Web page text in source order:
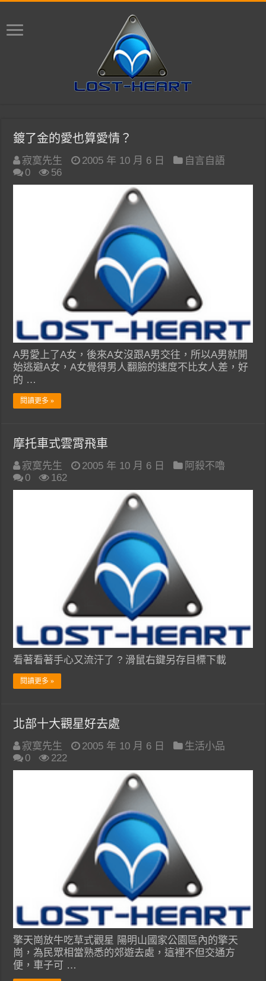
鍍了金的愛也算愛情？
寂寞先生 2005 年 10 月 6 日
自言自語
0
56
A男愛上了A女，後來A女沒跟A男交往，所以A男就開
始逃避A女，A女覺得男人翻臉的速度不比女人差，好
的 …
閱讀更多 »
摩托車式雲霄飛車
寂寞先生 2005 年 10 月 6 日
阿殺不嚕
0
162
看著看著手心又流汗了 ? 滑鼠右鍵另存目標下載
閱讀更多 »
北部十大觀星好去處
寂寞先生 2005 年 10 月 6 日
生活小品
0
222
擎天崗放牛吃草式觀星 陽明山國家公園區內的擎天
崗，為民眾相當熟悉的郊遊去處，這裡不但交通方
便，車子可 …